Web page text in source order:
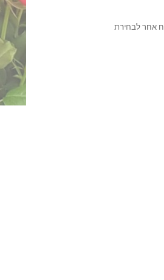
אחר לבחירת